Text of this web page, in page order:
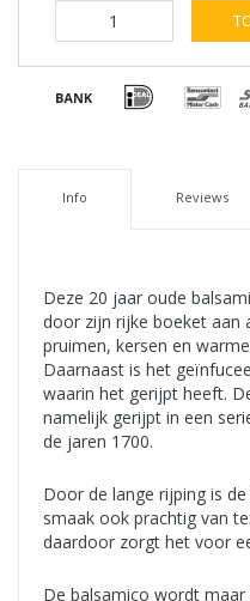
Info Reviews
Deze 20 jaar oude
door zijn rijke boeket aan
pruimen, kersen en
Daarnaast is het
waarin het gerijpt heeft.
namelijk gerijpt in een
de jaren 1700.
Door de lange rijping is
smaak ook prachtig van
daardoor zorgt het voor
De balsamico wordt maar